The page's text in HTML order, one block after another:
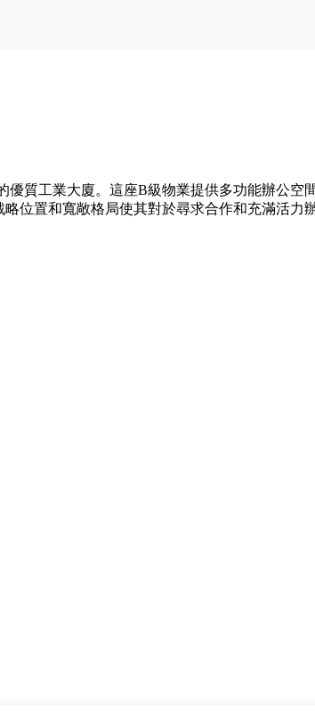
優質工業大廈。這座B級物業提供多功能辦公
位置和寬敞格局使其對於尋求合作和充滿活力